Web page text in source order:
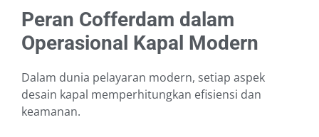
Peran Cofferdam dalam
Operasional Kapal Modern
Dalam dunia pelayaran modern, setiap aspek
desain kapal memperhitungkan efisiensi dan
keamanan.